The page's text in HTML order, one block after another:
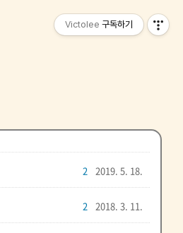
2019. 5. 18.
2
2018. 3. 11.
2
Victolee 구독하기